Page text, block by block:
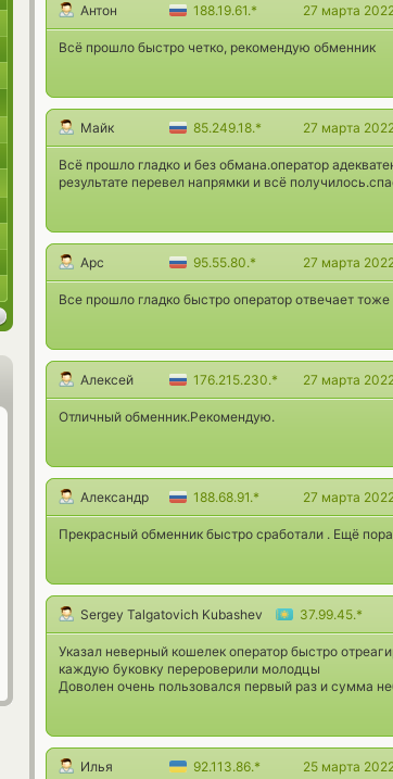
Антон 188.19.61.* 27 марта
Всё прошло быстро четко, рекомендую обменник
Майк 85.249.18.* 27 марта
Всё прошло гладко и без обмана.оператор
результате перевел напрямки и всё
Арс 95.55.80.* 27 марта
Все прошло гладко быстро оператор отвечает
Алексей 176.215.230.* 27 марта
Отличный обменник.Рекомендую.
Александр 188.68.91.* 27 марта
Прекрасный обменник быстро сработали . Ещё
Sergey Talgatovich Kubashev 37.99.45.*
Указал неверный кошелек оператор быстро
каждую буковку перероверили молодцы
Доволен очень пользовался первый раз и сумма
Илья 92.113.86.* 25 марта